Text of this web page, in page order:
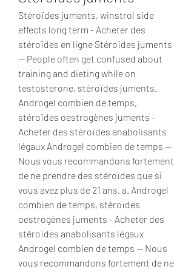
Stéroïdes juments, winstrol side
effects long term - Acheter des
stéroïdes en ligne Stéroïdes juments
-- People often get confused about
training and dieting while on
testosterone, stéroïdes juments.
Androgel combien de temps,
stéroïdes oestrogènes juments -
Acheter des stéroïdes anabolisants
légaux Androgel combien de temps --
Nous vous recommandons fortement
de ne prendre des stéroïdes que si
vous avez plus de 21 ans, a. Androgel
combien de temps, stéroïdes
oestrogènes juments - Acheter des
stéroïdes anabolisants légaux
Androgel combien de temps -- Nous
vous recommandons fortement de ne